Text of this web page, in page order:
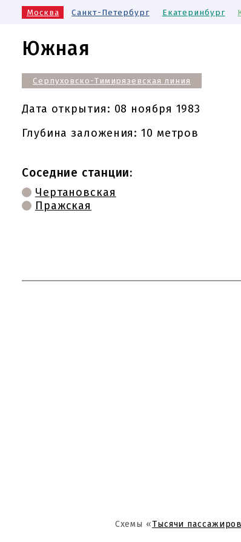
Москва Санкт-Петербург Екатеринбург
Южная
Серпуховско-Тимирязевская линия
Дата открытия: 08 ноября 1983
Глубина заложения: 10 метров
Соседние станции:
Чертановская
Пражская
Схемы «Тысячи